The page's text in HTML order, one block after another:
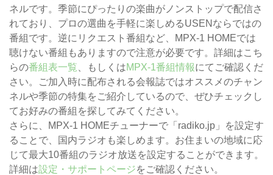
ネルです。季節にぴったりの楽曲がノンストップで配信さ
れており、プロの選曲を手軽に楽しめるUSENならではの
番組です。逆にリクエスト番組など、MPX-1 HOMEでは
聴けない番組もありますので注意が必要です。詳細はこち
らの番組表一覧 、もしくはMPX-1番組情報にてご確認くだ
さい。ご加入時に配布される会報誌ではオススメのチャン
ネルや季節の特集をご紹介しているので、ぜひチェックし
てお好みの番組を探してみてください。
さらに、MPX-1 HOMEチューナーで「radiko.jp」を設定す
ることで、国内ラジオも楽しめます。お住まいの地域に応
じて最大10番組のラジオ放送を設定することができます。
詳細は設定・サポートページをご確認ください。